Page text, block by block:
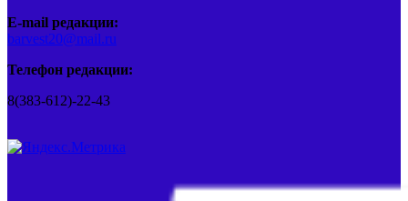
E-mail редакции:
barvest20@mail.ru
Телефон редакции:
8(383-612)-22-43